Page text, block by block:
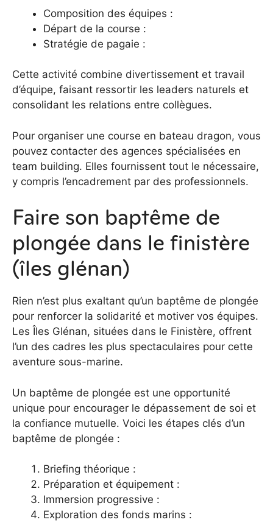
Composition des équipes :
Départ de la course :
Stratégie de pagaie :
Cette activité combine divertissement et travail
d’équipe, faisant ressortir les leaders naturels et
consolidant les relations entre collègues.
Pour organiser une course en bateau dragon, vous
pouvez contacter des agences spécialisées en
team building. Elles fournissent tout le nécessaire,
y compris l’encadrement par des professionnels.
Faire son baptême de
plongée dans le finistère
(îles glénan)
Rien n’est plus exaltant qu’un baptême de plongée
pour renforcer la solidarité et motiver vos équipes.
Les Îles Glénan, situées dans le Finistère, offrent
l’un des cadres les plus spectaculaires pour cette
aventure sous-marine.
Un baptême de plongée est une opportunité
unique pour encourager le dépassement de soi et
la confiance mutuelle. Voici les étapes clés d’un
baptême de plongée :
Briefing théorique :
Préparation et équipement :
Immersion progressive :
Exploration des fonds marins :